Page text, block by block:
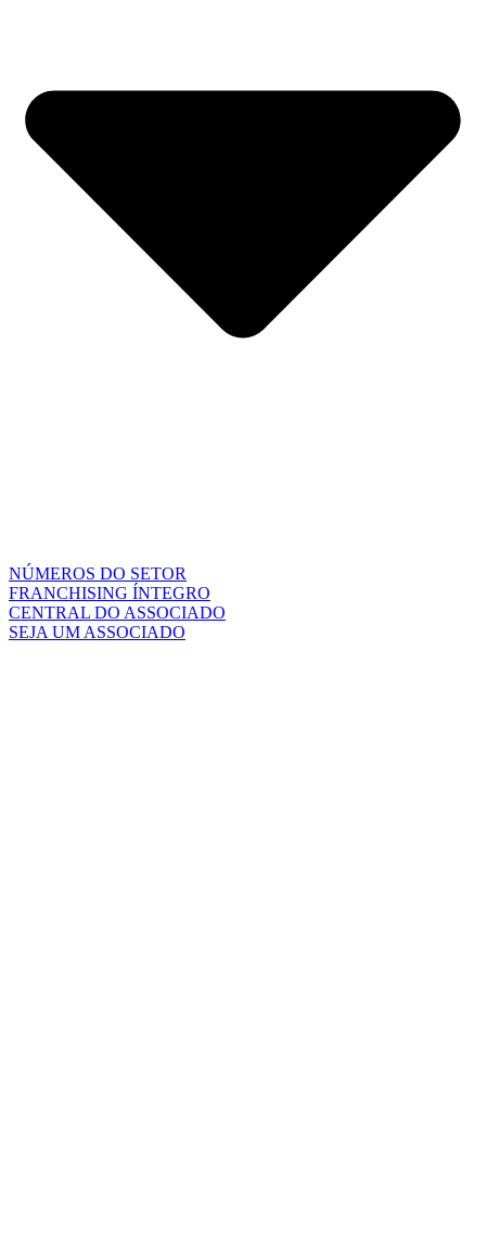
NÚMEROS DO SETOR
FRANCHISING ÍNTEGRO
CENTRAL DO ASSOCIADO
SEJA UM ASSOCIADO